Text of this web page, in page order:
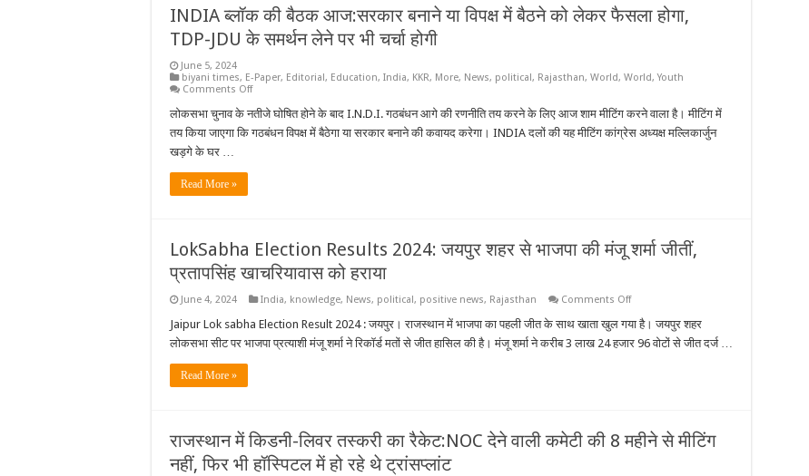
परीक्षा
INDIA ब्लॉक की बैठक आज:सरकार बनाने या विपक्ष में बैठने को लेकर फैसला होगा,
TDP-JDU के समर्थन लेने पर भी चर्चा होगी
June 5, 2024
biyani times, E-Paper, Editorial, Education, India, KKR, More, News, political, Rajasthan, World, World,Youth
Comments Offon
ब्लॉक
बैठक
फैसला
होगा,
TDP-
JDU
समर्थन
पर
चर्चा
लोकसभा चुनाव के नतीजे घोषित होने के बाद I.N.D.I. गठबंधन आगे की रणनीति तय करने के लिए आज शाम मीटिंग करने वाला है। मीटिंग में
तय किया जाएगा कि गठबंधन विपक्ष में बैठेगा या सरकार बनाने की कवायद करेगा। INDIA दलों की यह मीटिंग कांग्रेस अध्यक्ष मल्लिकार्जुन
खड़गे के घर …
Read More »
LokSabha Election Results 2024: जयपुर शहर से भाजपा की मंजू शर्मा जीतीं,
प्रतापसिंह खाचरियावास को हराया
June 4, 2024 India, knowledge, News, political, positive news, Rajasthan Comments Offon
Election
Results
2024:
जीतीं,
प्रतापसिंह
Jaipur Lok sabha Election Result 2024 : जयपुर। राजस्थान में भाजपा का पहली जीत के साथ खाता खुल गया है। जयपुर शहर
लोकसभा सीट पर भाजपा प्रत्याशी मंजू शर्मा ने रिकॉर्ड मतों से जीत हासिल की है। मंजू शर्मा ने करीब 3 लाख 24 हजार 96 वोटों से जीत दर्ज …
Read More »
राजस्थान में किडनी-लिवर तस्करी का रैकेट:NOC देने वाली कमेटी की 8 महीने से मीटिंग
नहीं, फिर भी हॉस्पिटल में हो रहे थे ट्रांसप्लांट